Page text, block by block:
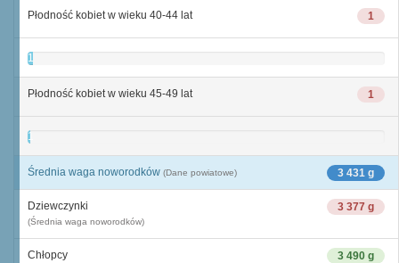
1
Płodność kobiet w wieku 40-44 lat
1
1
Płodność kobiet w wieku 45-49 lat
1
3 431 g
Średnia waga noworodków (Dane powiatowe)
3 377 g
Dziewczynki
(Średnia waga noworodków)
3 490 g
Chłopcy